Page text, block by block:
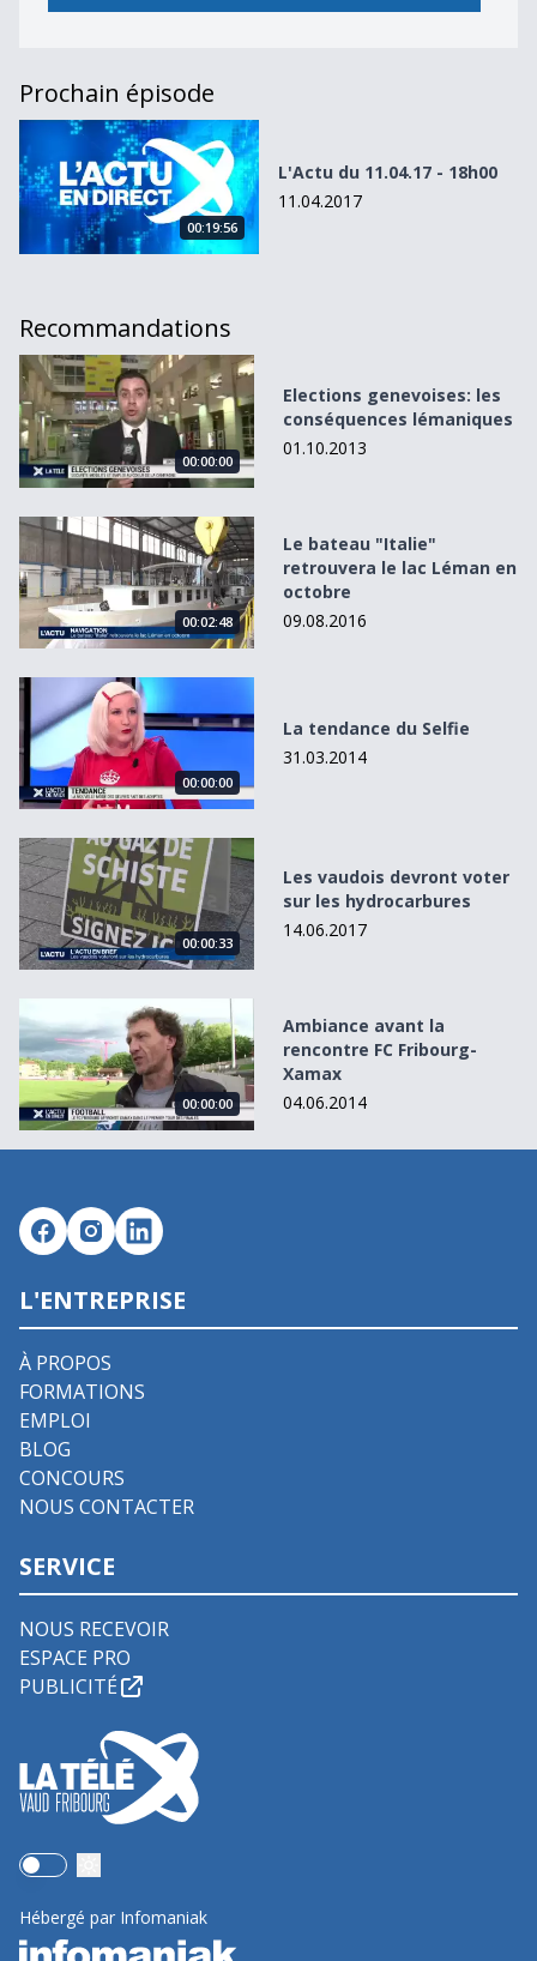
Prochain épisode
L&#039;Actu du 11.04.17 - 18h00
00:19:56
L'Actu du 11.04.17 - 18h00
11.04.2017
Recommandations
Elections genevoises: les conséquences lémaniques
00:00:00
Elections genevoises: les
conséquences lémaniques
01.10.2013
Le bateau &quot;Italie&quot; retrouvera le lac Léman en
00:02:48
Le bateau "Italie"
retrouvera le lac Léman en
octobre
09.08.2016
La tendance du Selfie
00:00:00
La tendance du Selfie
31.03.2014
Les vaudois devront voter sur les hydrocarbures
00:00:33
Les vaudois devront voter
sur les hydrocarbures
14.06.2017
Ambiance avant la rencontre FC Fribourg-Xamax
00:00:00
Ambiance avant la
rencontre FC Fribourg-
Xamax
04.06.2014
L'ENTREPRISE
À PROPOS
FORMATIONS
EMPLOI
BLOG
CONCOURS
NOUS CONTACTER
SERVICE
NOUS RECEVOIR
ESPACE PRO
PUBLICITÉ
Use setting
Hébergé par Infomaniak